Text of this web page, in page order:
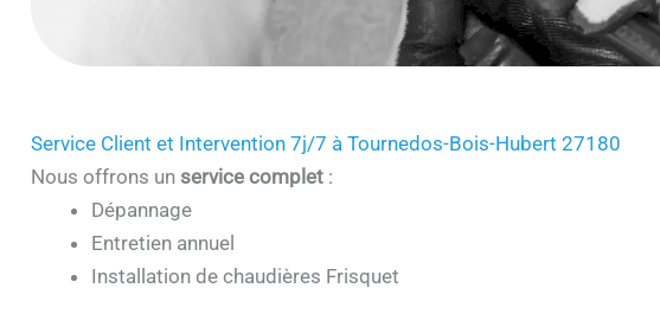
Service Client et Intervention 7j/7 à Tournedos-Bois-Hubert 27180
Nous offrons un service complet:
Dépannage
Entretien annuel
Installation de chaudières Frisquet